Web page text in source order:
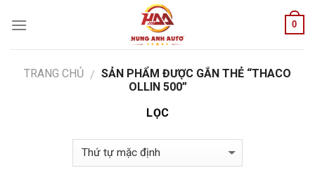
0
TRANG CHỦ / SẢN PHẨM ĐƯỢC GẮN THẺ “THACO
OLLIN 500”
LỌC